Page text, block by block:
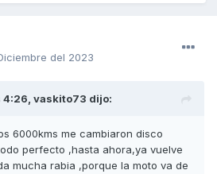
del 2023
4:26, vaskito73 dijo:
6000kms me cambiaron disco
perfecto ,hasta ahora,ya vuelve
mucha rabia ,porque la moto va de